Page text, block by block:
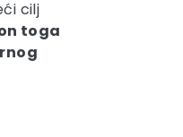
cilj
toga